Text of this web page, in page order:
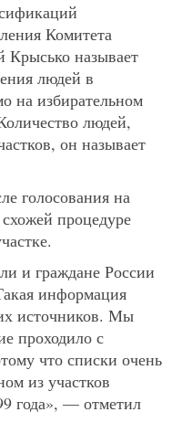
Комитета
Крысько называет
людей в
на избирательном
людей,
он называет
голосования на
процедуре
и граждане России
информация
источников. Мы
проходило с
что списки очень
из участков
года», — отметил